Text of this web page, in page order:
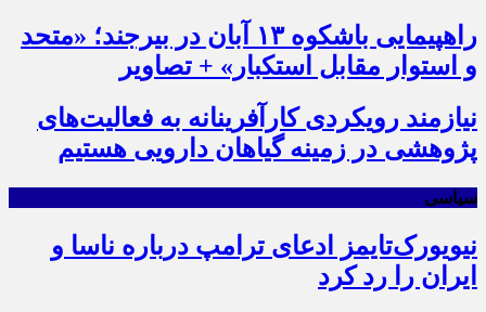
راهپیمایی باشکوه ۱۳ آبان در بیرجند؛ «متحد
و استوار مقابل استکبار» + تصاویر
نیازمند رویکردی کارآفرینانه به فعالیت‌های
پژوهشی در زمینه گیاهان دارویی هستیم
سیاسی
نیویورک‌تایمز ادعای ترامپ درباره ناسا و
ایران را رد کرد